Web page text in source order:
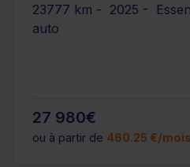
23777 km - 2025 -
auto
27 980€
ou à partir de 460.25 €/mois